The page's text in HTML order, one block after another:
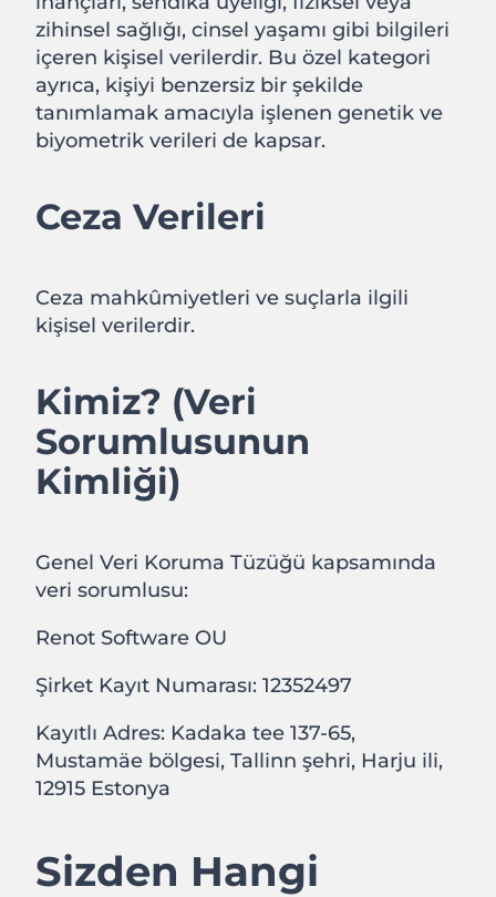
zihinsel sağlığı, cinsel yaşamı gibi bilgileri
içeren kişisel verilerdir. Bu özel kategori
ayrıca, kişiyi benzersiz bir şekilde
tanımlamak amacıyla işlenen genetik ve
biyometrik verileri de kapsar.
Ceza Verileri
Ceza mahkûmiyetleri ve suçlarla ilgili
kişisel verilerdir.
Kimiz? (Veri
Sorumlusunun
Kimliği)
Genel Veri Koruma Tüzüğü kapsamında
veri sorumlusu:
Renot Software OU
Şirket Kayıt Numarası: 12352497
Kayıtlı Adres: Kadaka tee 137-65,
Mustamäe bölgesi, Tallinn şehri, Harju ili,
12915 Estonya
Sizden Hangi